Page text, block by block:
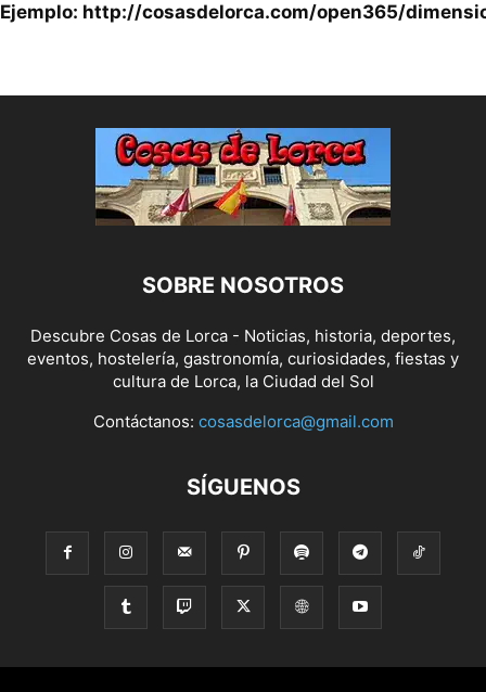
Ejemplo: http://cosasdelorca.com/open365/
SOBRE NOSOTROS
Descubre Cosas de Lorca - Noticias, historia, deportes,
eventos, hostelería, gastronomía, curiosidades, fiestas y
cultura de Lorca, la Ciudad del Sol
Contáctanos: cosasdelorca@gmail.com
SÍGUENOS